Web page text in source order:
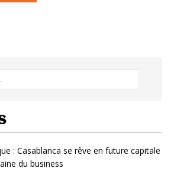
: Casablanca se rêve en future capitale
du business